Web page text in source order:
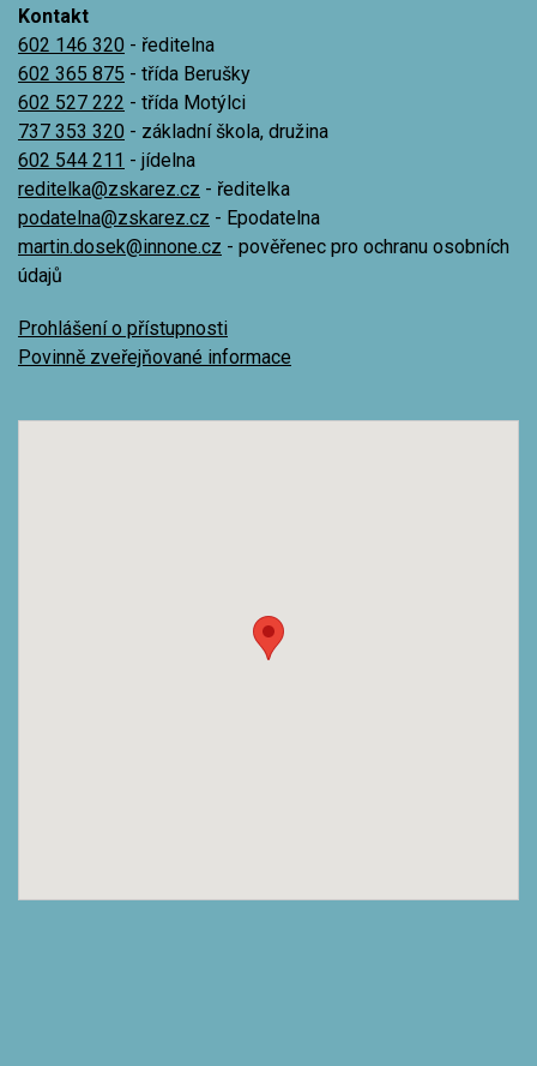
Kontakt
602 146 320 - ředitelna
602 365 875 - třída Berušky
602 527 222 - třída Motýlci
737 353 320 - základní škola, družina
602 544 211 - jídelna
reditelka@zskarez.cz - ředitelka
podatelna@zskarez.cz - Epodatelna
martin.dosek@innone.cz - pověřenec pro ochranu osobních
údajů
Prohlášení o přístupnosti
Povinně zveřejňované informace